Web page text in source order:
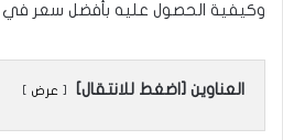
وكيفية الحصول عليه بأفضل سعر في
العناوين [اضغط للانتقال] عرض